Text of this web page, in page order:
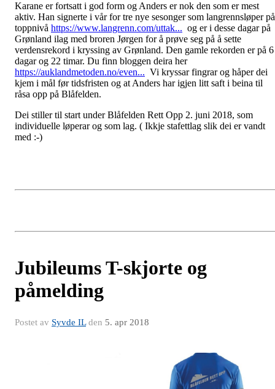
Karane er fortsatt i god form og Anders er nok den som er mest
aktiv. Han signerte i vår for tre nye sesonger som langrennsløper på
toppnivå https://www.langrenn.com/uttak... og er i desse dagar på
Grønland ilag med broren Jørgen for å prøve seg på å sette
verdensrekord i kryssing av Grønland. Den gamle rekorden er på 6
dagar og 22 timar. Du finn bloggen deira her
https://auklandmetoden.no/even... Vi kryssar fingrar og håper dei
kjem i mål før tidsfristen og at Anders har igjen litt saft i beina til
råsa opp på Blåfelden.
Dei stiller til start under Blåfelden Rett Opp 2. juni 2018, som
individuelle løperar og som lag. ( Ikkje stafettlag slik dei er vandt
med :-)
Jubileums T-skjorte og
påmelding
Postet av Syvde ILden 5. apr 2018